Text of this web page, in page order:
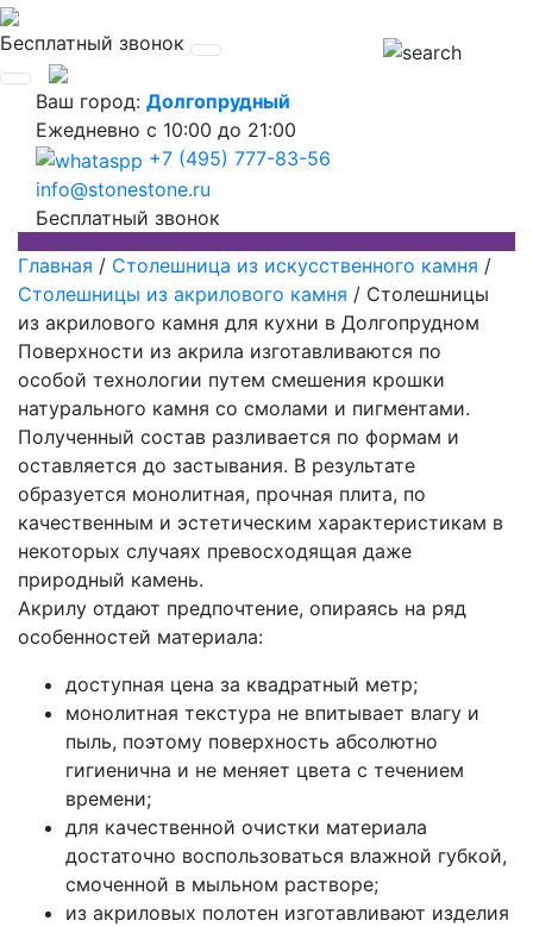
Бесплатный звонок
Ваш город: Долгопрудный
Ежедневно с 10:00 до 21:00
+7 (495) 777-83-56
info@stonestone.ru
Бесплатный звонок
Главная / Столешница из искусственного камня /
Столешницы из акрилового камня / Столешницы
из акрилового камня для кухни в Долгопрудном
Поверхности из акрила изготавливаются по
особой технологии путем смешения крошки
натурального камня со смолами и пигментами.
Полученный состав разливается по формам и
оставляется до застывания. В результате
образуется монолитная, прочная плита, по
качественным и эстетическим характеристикам в
некоторых случаях превосходящая даже
природный камень.
Акрилу отдают предпочтение, опираясь на ряд
особенностей материала:
доступная цена за квадратный метр;
монолитная текстура не впитывает влагу и
пыль, поэтому поверхность абсолютно
гигиенична и не меняет цвета с течением
времени;
для качественной очистки материала
достаточно воспользоваться влажной губкой,
смоченной в мыльном растворе;
из акриловых полотен изготавливают изделия